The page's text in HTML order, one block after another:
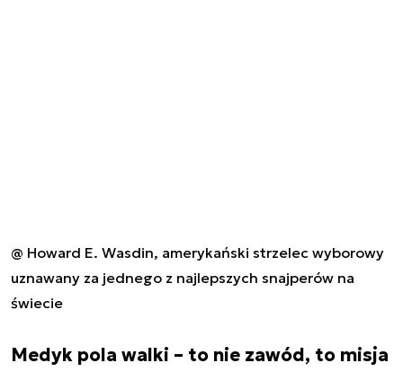
@ Howard E. Wasdin, amerykański strzelec wyborowy
uznawany za jednego z najlepszych snajperów na
świecie
Medyk pola walki – to nie zawód, to misja